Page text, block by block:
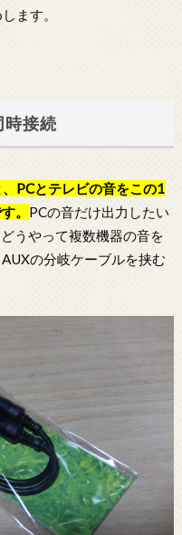
ます。
接続
PCとテレビの音をこの1
。 PCの音だけ出力したい
うやって複数機器の音を
の分岐ケーブルを挟む